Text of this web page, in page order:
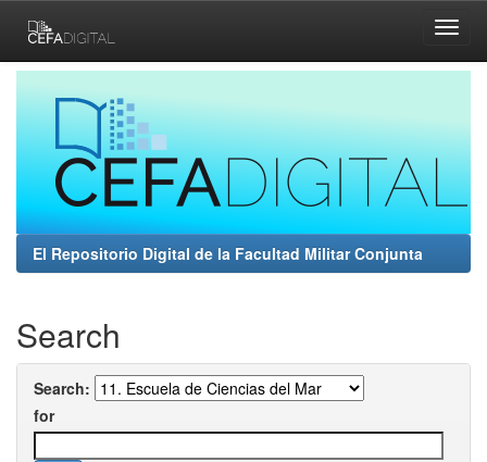
navigation
El Repositorio Digital de la Facultad Militar Conjunta
Search
Search:
for